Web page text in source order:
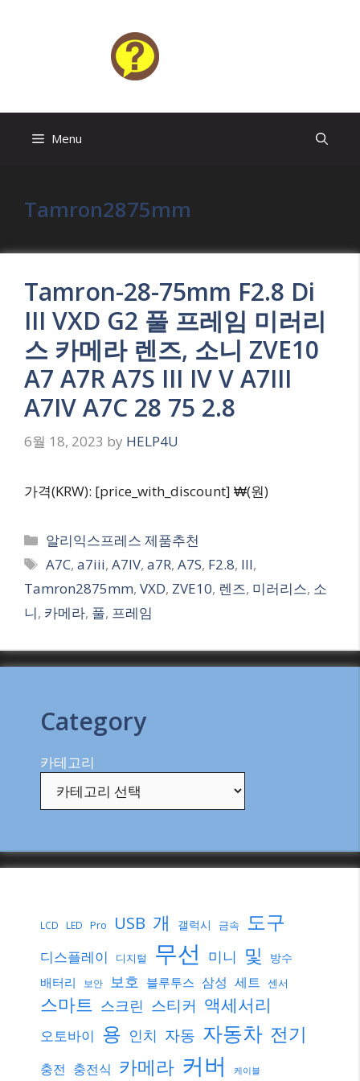
Menu
Tamron2875mm
Tamron-28-75mm F2.8 Di
III VXD G2 풀 프레임 미러리
스 카메라 렌즈, 소니 ZVE10
A7 A7R A7S III IV V A7III
A7IV A7C 28 75 2.8
6월 18, 2023 by HELP4U
가격(KRW): [price_with_discount] ₩(원)
Categories
알리익스프레스 제품추천
Tags
A7C,a7iii,A7IV,a7R,A7S, F2.8, III,
Tamron2875mm, VXD, ZVE10, 렌즈, 미러리스, 소
니, 카메라, 풀, 프레임
Category
카테고리
LCD LED Pro USB 개 갤럭시 금속 도구
디스플레이 디지털 무선 미니 및 방수
배터리 보안 보호 블루투스 삼성 세트 센서
스마트 스크린 스티커 액세서리
오토바이 용 인치 자동 자동차 전기
충전 충전식 카메라 커버 케이블